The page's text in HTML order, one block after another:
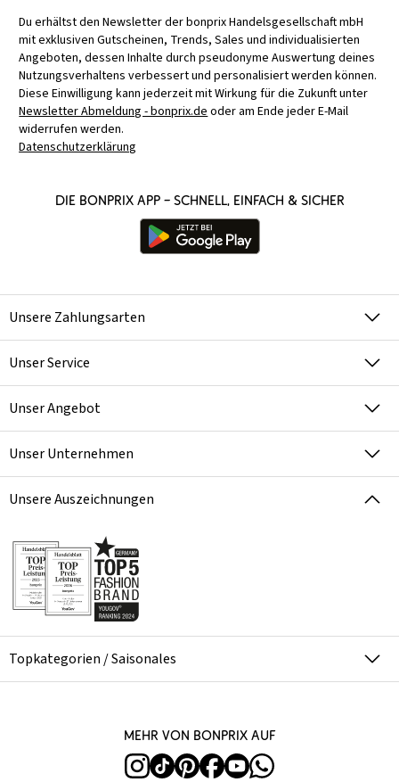
Du erhältst den Newsletter der bonprix Handelsgesellschaft mbH
mit exklusiven Gutscheinen, Trends, Sales und individualisierten
Angeboten, dessen Inhalte durch pseudonyme Auswertung deines
Nutzungsverhaltens verbessert und personalisiert werden können.
Diese Einwilligung kann jederzeit mit Wirkung für die Zukunft unter
Newsletter Abmeldung - bonprix.deoder am Ende jeder E-Mail
widerrufen werden.
Datenschutzerklärung
Die bonprix App – schnell, einfach & sicher
Unsere Zahlungsarten
Unser Service
Unser Angebot
Unser Unternehmen
Unsere Auszeichnungen
Topkategorien / Saisonales
Mehr von bonprix auf